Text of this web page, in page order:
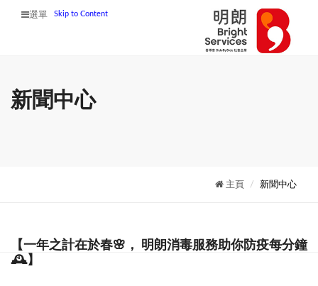
選單 Skip to Content
新聞中心
主頁 新聞中心
【一年之計在於春🌸， 明朗消毒服務助你防疫每分鐘
🕰️】